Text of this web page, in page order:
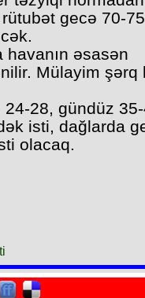
gecə 70-
havanın əsasən
Mülayim şərq
24-28, gündüz
isti, dağlarda
olacaq.